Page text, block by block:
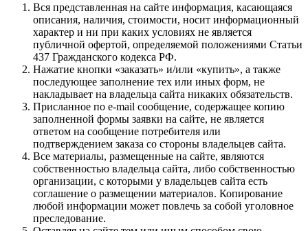
Вся представленная на сайте информация, касающаяся
описания, наличия, стоимости, носит информационный
характер и ни при каких условиях не является
публичной офертой, определяемой положениями Статьи
437 Гражданского кодекса РФ.
Нажатие кнопки «заказать» и/или «купить», а также
последующее заполнение тех или иных форм, не
накладывает на владельца сайта никаких обязательств.
Присланное по e-mail сообщение, содержащее копию
заполненной формы заявки на сайте, не является
ответом на сообщение потребителя или
подтверждением заказа со стороны владельцев сайта.
Все материалы, размещенные на сайте, являются
собственностью владельца сайта, либо собственностью
организации, с которыми у владельцев сайта есть
соглашение о размещении материалов. Копирование
любой информации может повлечь за собой уголовное
преследование.